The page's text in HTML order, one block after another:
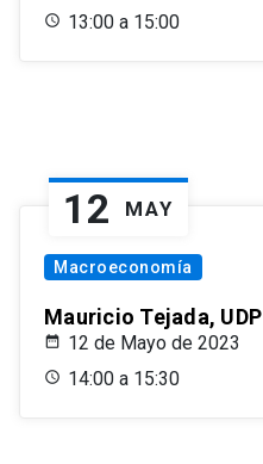
13:00 a 15:00
12 MAY
Macroeconomía
Mauricio Tejada, UDP
12 de Mayo de 2023
14:00 a 15:30